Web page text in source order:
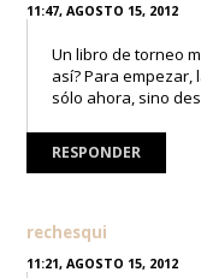
11:47, AGOSTO 15, 2012
Un libro de torneo
así? Para
sólo ahora, sino
RESPONDER
rechesqui
11:21, AGOSTO 15, 2012